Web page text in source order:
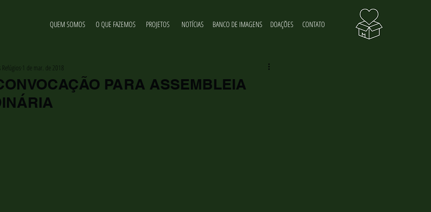
PARA ASSEMBLEIA
1 de mar. de 2018
QUEM SOMOS
O QUE FAZEMOS PROJETOS NOTÍCIAS BANCO DE IMAGENS DOAÇÕES CONTATO